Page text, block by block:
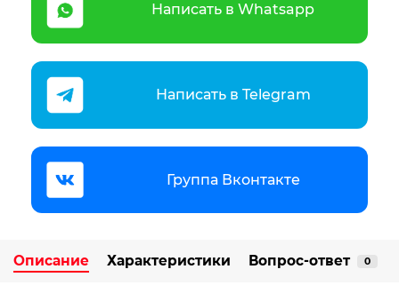
Написать в Whatsapp
Написать в Telegram
Группа Вконтакте
Описание Характеристики Вопрос-ответ 0